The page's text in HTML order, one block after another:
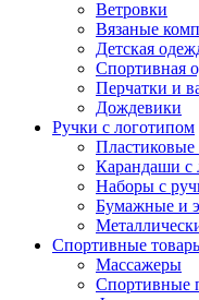
Ветровки
Вязаные
Детская
Спортивная
Перчатки и
Дождевики
Ручки с логотипом
Пластиковые
Карандаши с
Наборы с
Бумажные и
Спортивные
Массажеры
Спортивные